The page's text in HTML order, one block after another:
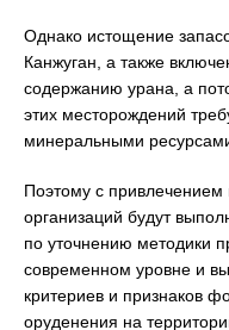
Однако истощение
Канжуган, а также
содержанию урана, а
этих месторождений
минеральными
Поэтому с
организаций будут
по уточнению методики
современном уровне и
критериев и признаков
оруденения на